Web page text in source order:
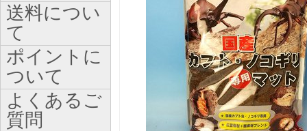
送料につい
て
ポイントに
ついて
よくあるご
質問